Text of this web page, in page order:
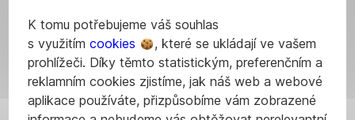
K tomu potřebujeme váš souhlas
s využitím cookies
, které se ukládají ve vašem
prohlížeči. Díky těmto statistickým, preferenčním a
reklamním cookies zjistíme, jak náš web a webové
aplikace používáte, přizpůsobíme vám zobrazené